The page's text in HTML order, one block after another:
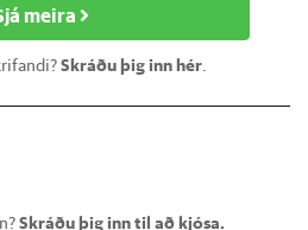
meira
Skráðu þig inn hér
Skráðu þig inn til að kjósa.